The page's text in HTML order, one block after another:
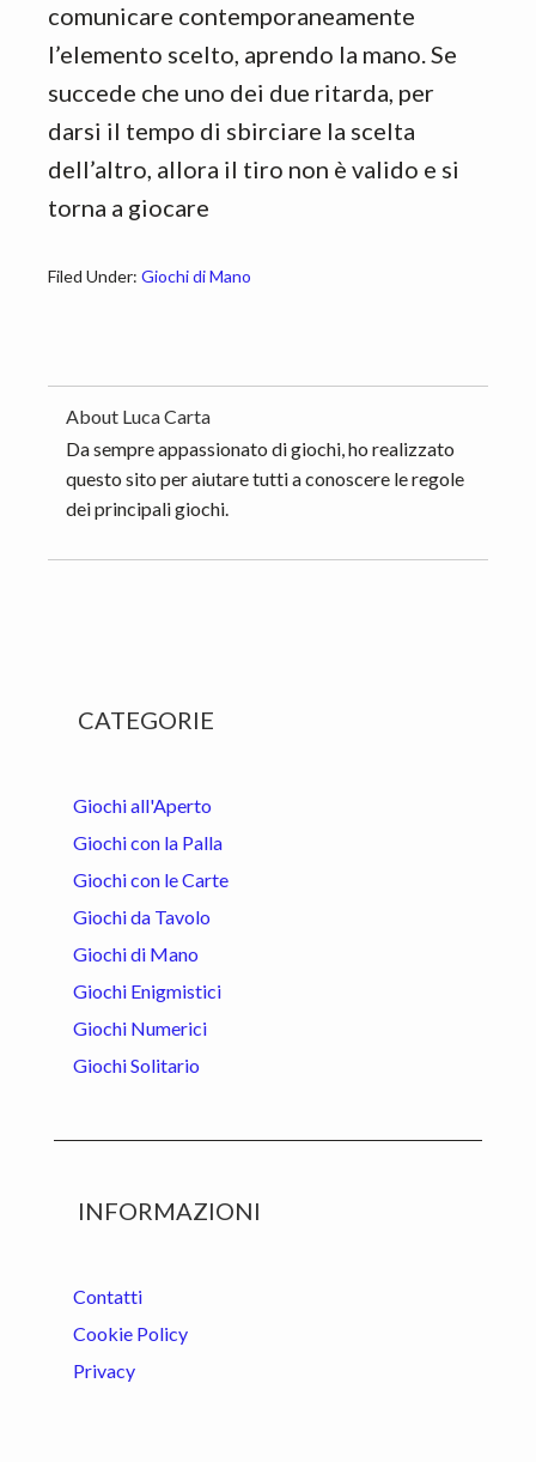
comunicare contemporaneamente
l’elemento scelto, aprendo la mano. Se
succede che uno dei due ritarda, per
darsi il tempo di sbirciare la scelta
dell’altro, allora il tiro non è valido e si
torna a giocare
Filed Under: Giochi di Mano
About Luca Carta
Da sempre appassionato di giochi, ho realizzato
questo sito per aiutare tutti a conoscere le regole
dei principali giochi.
Primary
CATEGORIE
Giochi all'Aperto
Giochi con la Palla
Giochi con le Carte
Giochi da Tavolo
Giochi di Mano
Giochi Enigmistici
Giochi Numerici
Giochi Solitario
INFORMAZIONI
Contatti
Cookie Policy
Privacy